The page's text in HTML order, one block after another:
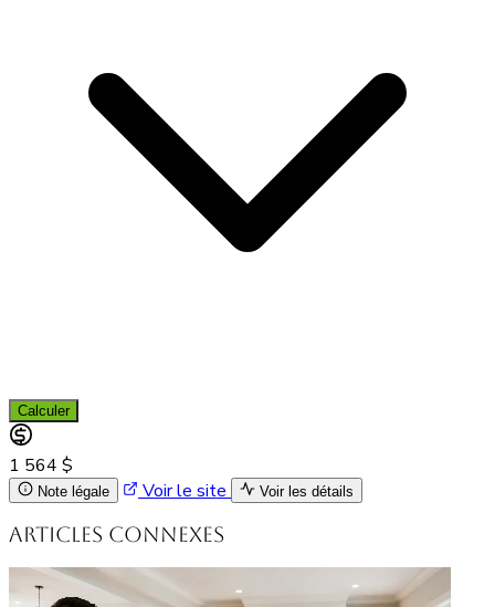
Calculer
1 564 $
Note légale Voir le site Voir les détails
Articles connexes